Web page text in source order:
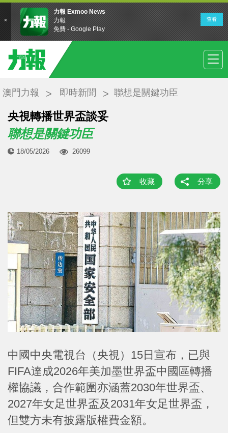
澳門力報 即時新聞 聯想是關鍵功臣
央視轉播世界盃談妥
聯想是關鍵功臣
18/05/2026 26099
收藏 分享
中國中央電視台（央視）15日宣布，已與
FIFA達成2026年美加墨世界盃中國區轉播
權協議，合作範圍亦涵蓋2030年世界盃、
2027年女足世界盃及2031年女足世界盃，
但雙方未有披露版權費金額。